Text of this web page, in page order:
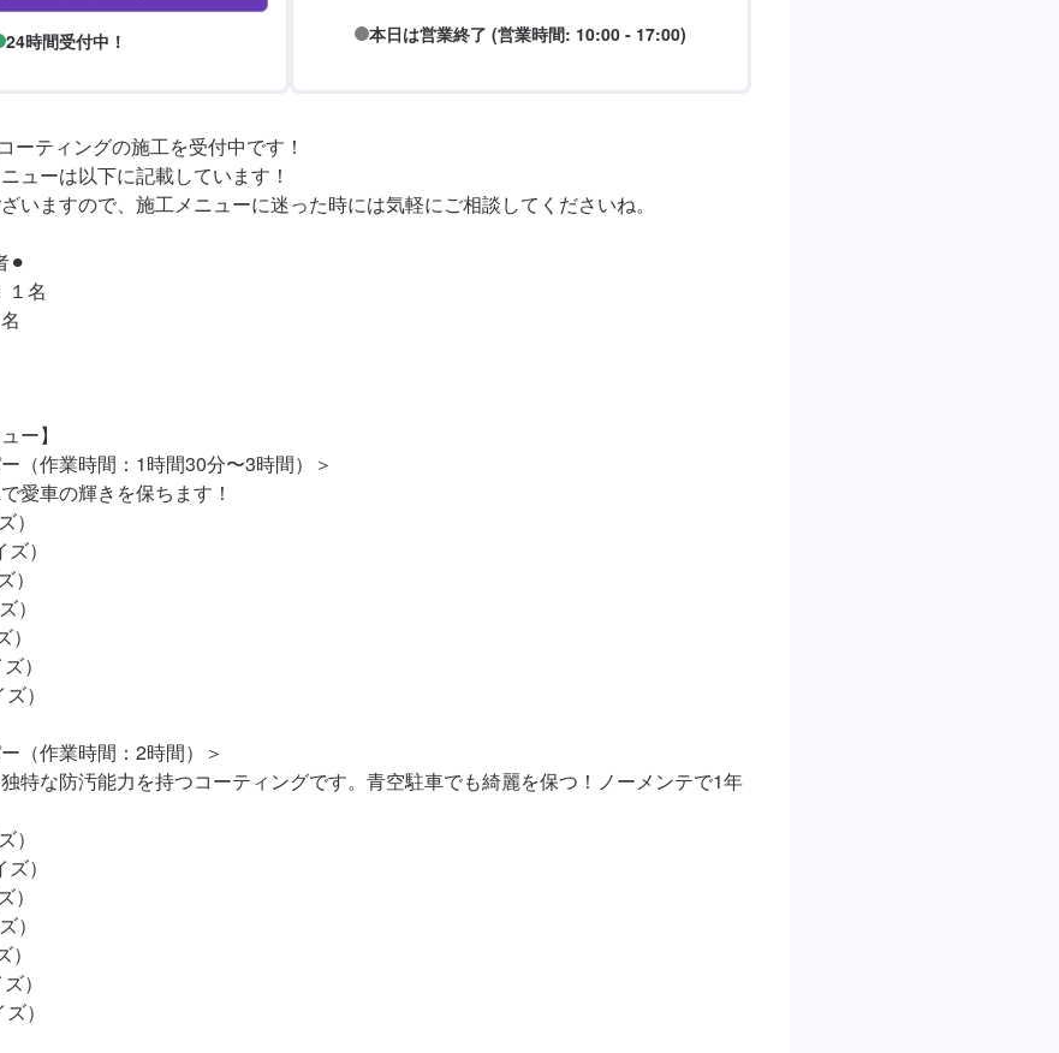
24時間受付中！ 本日は営業終了 (営業時間: 10:00 - 17:00)
ーティングの施工を受付中です！
ューは以下に記載しています！
いますので、施工メニューに迷った時には気軽にご相談してくださいね。
⚫︎
１名
ー】
（作業時間：1時間30分〜3時間）＞
愛車の輝きを保ちます！
）
）
）
）
）
（作業時間：2時間）＞
特な防汚能力を持つコーティングです。青空駐車でも綺麗を保つ！ノーメンテで1年
）
）
）
）
）